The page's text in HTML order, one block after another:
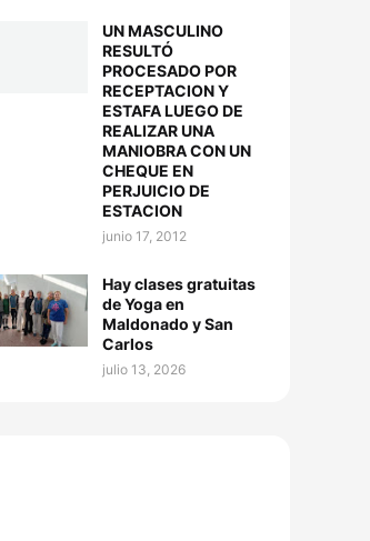
UN MASCULINO
RESULTÓ
PROCESADO POR
RECEPTACION Y
ESTAFA LUEGO DE
REALIZAR UNA
MANIOBRA CON UN
CHEQUE EN
PERJUICIO DE
ESTACION
junio 17, 2012
Hay clases gratuitas
de Yoga en
Maldonado y San
Carlos
julio 13, 2026